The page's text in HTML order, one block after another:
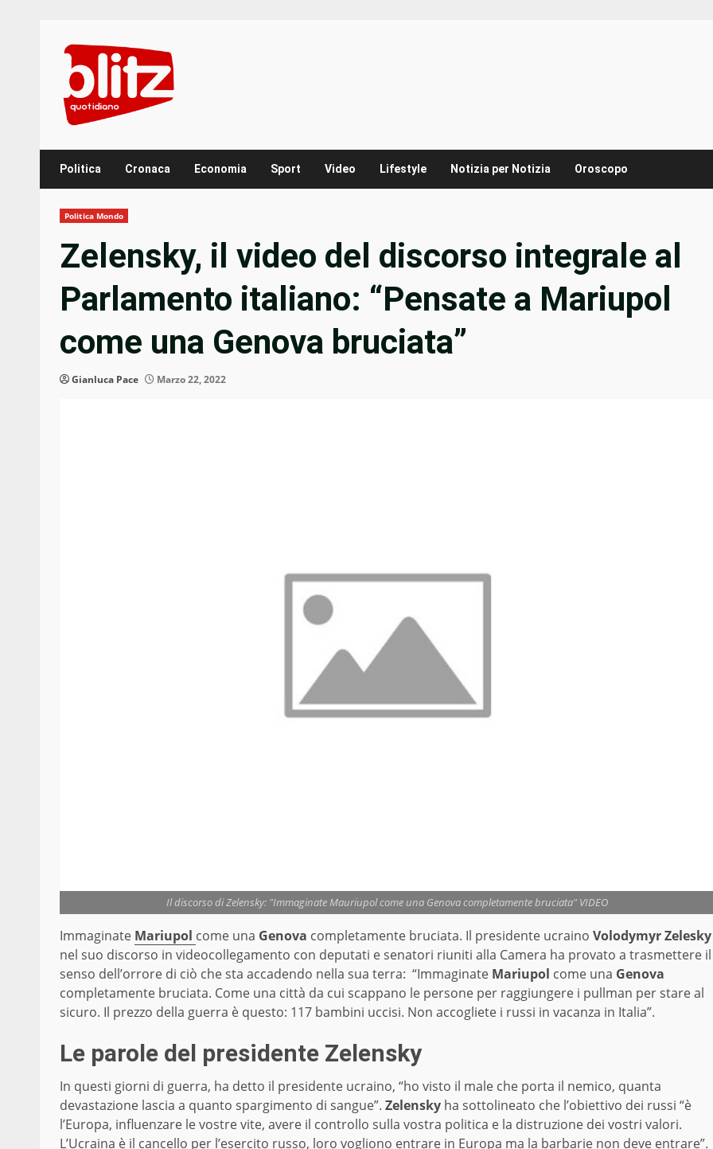
content
Politica Cronaca Economia Sport Video Lifestyle Notizia per Notizia Oroscopo
Politica Mondo
Zelensky, il video del discorso integrale al
Parlamento italiano: “Pensate a Mariupol
come una Genova bruciata”
Gianluca Pace Marzo 22, 2022
Il discorso di Zelensky: "Immaginate Mauriupol come una Genova completamente bruciata" VIDEO
Immaginate Mariupol come una Genova completamente bruciata. Il presidente ucraino Volodymyr Zelesky
nel suo discorso in videocollegamento con deputati e senatori riuniti alla Camera ha provato a trasmettere il
senso dell’orrore di ciò che sta accadendo nella sua terra: “Immaginate Mariupol come una Genova
completamente bruciata. Come una città da cui scappano le persone per raggiungere i pullman per stare al
sicuro. Il prezzo della guerra è questo: 117 bambini uccisi. Non accogliete i russi in vacanza in Italia”.
Le parole del presidente Zelensky
In questi giorni di guerra, ha detto il presidente ucraino, “ho visto il male che porta il nemico, quanta
devastazione lascia a quanto spargimento di sangue”. Zelensky ha sottolineato che l’obiettivo dei russi “è
l’Europa, influenzare le vostre vite, avere il controllo sulla vostra politica e la distruzione dei vostri valori.
L’Ucraina è il cancello per l’esercito russo, loro vogliono entrare in Europa ma la barbarie non deve entrare”.